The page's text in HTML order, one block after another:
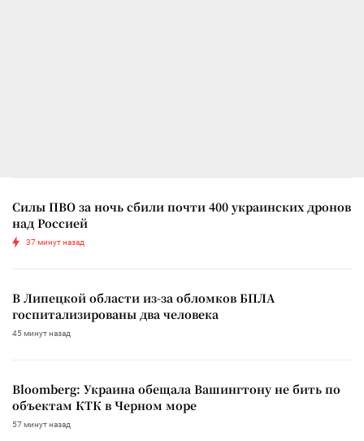
Силы ПВО за ночь сбили почти 400 украинских дронов
над Россией
37 минут назад
В Липецкой области из-за обломков БПЛА
госпитализированы два человека
45 минут назад
Bloomberg: Украина обещала Вашингтону не бить по
объектам КТК в Черном море
57 минут назад